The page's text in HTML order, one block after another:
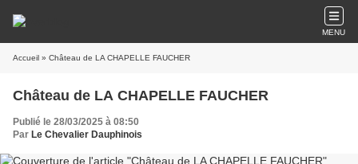
MENU
Accueil » Château de LA CHAPELLE FAUCHER
Château de LA CHAPELLE FAUCHER
Publié le 28/03/2025 à 08:50
Par Le Chevalier Dauphinois